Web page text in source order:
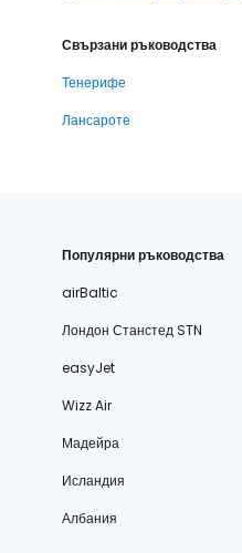
Свързани ръководства
Тенерифе
Лансароте
Популярни ръководства
airBaltic
Лондон Станстед STN
easyJet
Wizz Air
Мадейра
Исландия
Албания